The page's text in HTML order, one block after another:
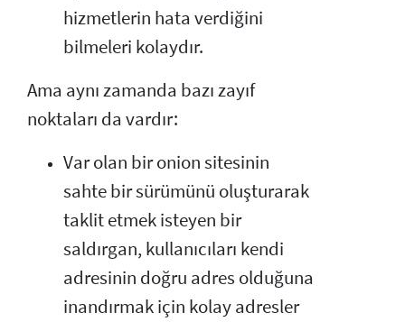
hizmetlerin hata verdiğini
bilmeleri kolaydır.
Ama aynı zamanda bazı zayıf
noktaları da vardır:
Var olan bir onion sitesinin
sahte bir sürümünü oluşturarak
taklit etmek isteyen bir
saldırgan, kullanıcıları kendi
adresinin doğru adres olduğuna
inandırmak için kolay adresler